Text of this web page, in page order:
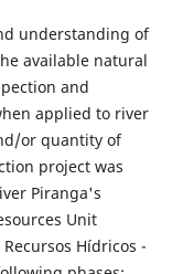
understanding of
available natural
and
applied to river
or quantity of
project was
Piranga's
Unit
Hídricos -